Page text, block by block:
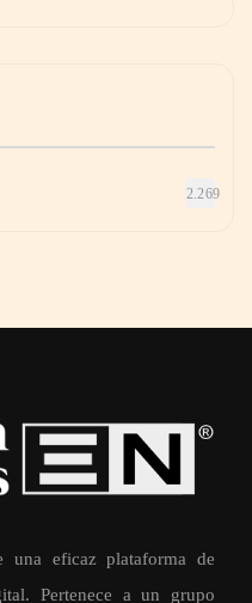
2.269
una eficaz plataforma de
Pertenece a un grupo